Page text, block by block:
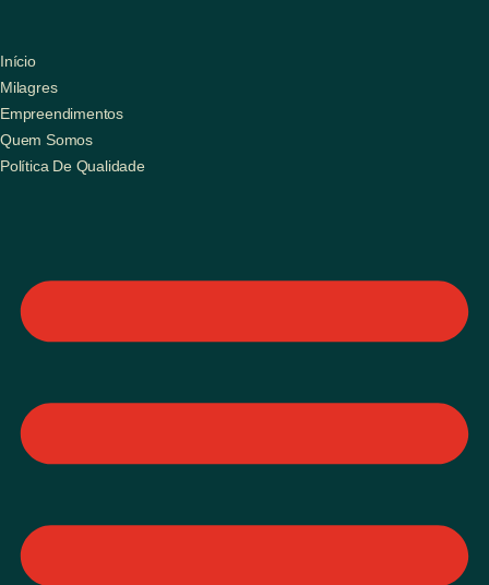
Início
Milagres
Empreendimentos
Quem Somos
Política De Qualidade